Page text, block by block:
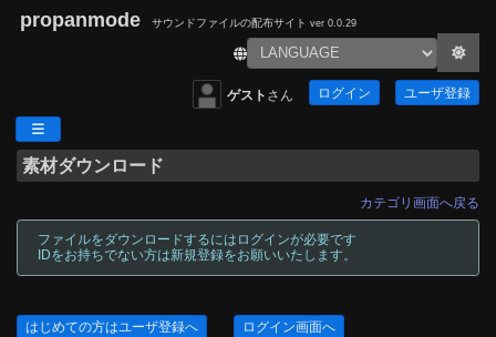
propanmode サウンドファイルの配布サイト ver 0.0.29
ゲスト さん ログイン ユーザ登録
素材ダウンロード
カテゴリ画面へ戻る
ファイルをダウンロードするにはログインが必要です
IDをお持ちでない方は新規登録をお願いいたします。
はじめての方はユーザ登録へ ログイン画面へ